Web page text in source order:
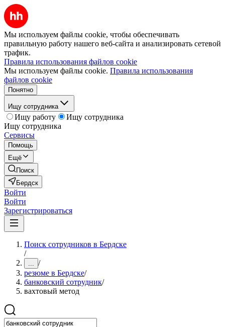
Мы используем файлы cookie, чтобы обеспечивать
правильную работу нашего веб-сайта и анализировать сетевой
трафик.
Правила использования файлов cookie
Мы используем файлы cookie. Правила использования
файлов cookie
Понятно
Ищу сотрудника
Ищу работу
Ищу сотрудника
Ищу сотрудника
Сервисы
Помощь
Ещё
Поиск
Бердск
Войти
Войти
Зарегистрироваться
Поиск сотрудников в Бердске
/
... /
резюме в Бердске/
банковский сотрудник/
вахтовый метод